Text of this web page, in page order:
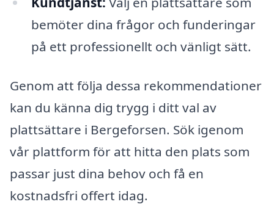
bemöter dina frågor och funderingar
på ett professionellt och vänligt sätt.
Genom att följa dessa rekommendationer
kan du känna dig trygg i ditt val av
plattsättare i Bergeforsen. Sök igenom
vår plattform för att hitta den plats som
passar just dina behov och få en
kostnadsfri offert idag.